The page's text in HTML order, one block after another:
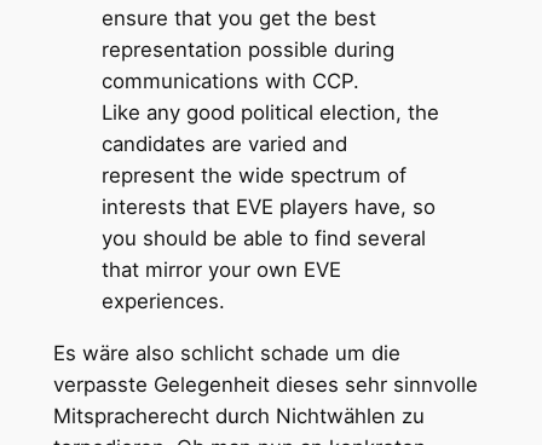
ensure that you get the best
representation possible during
communications with CCP.
Like any good political election, the
candidates are varied and
represent the wide spectrum of
interests that EVE players have, so
you should be able to find several
that mirror your own EVE
experiences.
Es wäre also schlicht schade um die
verpasste Gelegenheit dieses sehr sinnvolle
Mitspracherecht durch Nichtwählen zu